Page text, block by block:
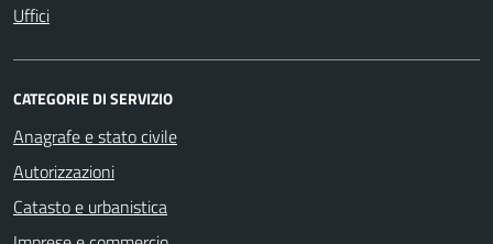
Uffici
CATEGORIE DI SERVIZIO
Anagrafe e stato civile
Autorizzazioni
Catasto e urbanistica